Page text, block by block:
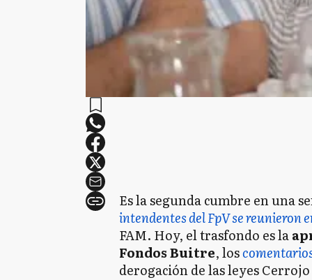
Es la segunda cumbre en una
intendentes del FpV se reunieron
FAM. Hoy, el trasfondo es la
Fondos Buitre, los
derogación de las leyes